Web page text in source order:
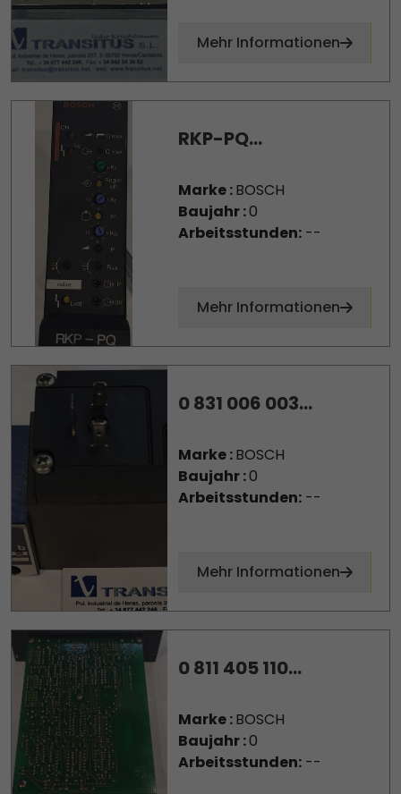
Mehr Informationen
RKP-PQ...
Marke :BOSCH
Baujahr :0
Arbeitsstunden:--
Mehr Informationen
0 831 006 003...
Marke :BOSCH
Baujahr :0
Arbeitsstunden:--
Mehr Informationen
0 811 405 110...
Marke :BOSCH
Baujahr :0
Arbeitsstunden:--